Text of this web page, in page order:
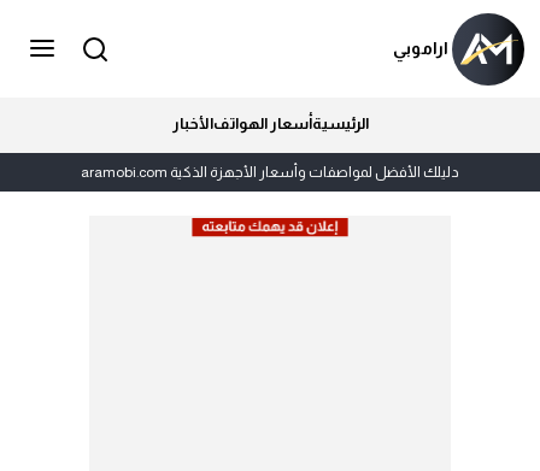
اراموبي
الرئيسيةأسعار الهواتفالأخبار
دليلك الأفضل لمواصفات وأسعار الأجهزة الذكية aramobi.com